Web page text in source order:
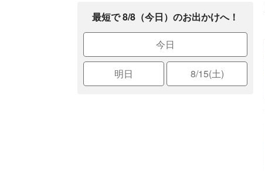
最短で 8/8（今日）のお出かけへ！
今日
明日 8/15(土)